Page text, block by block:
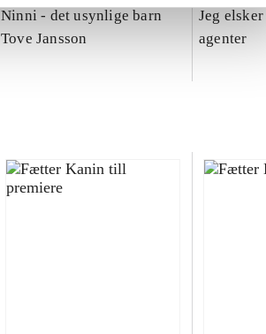
Ninni - det usynlige barn
Tove Jansson
Jeg
agenter